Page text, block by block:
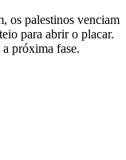
os palestinos venciam
para abrir o placar.
próxima fase.